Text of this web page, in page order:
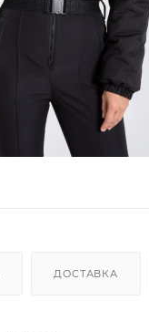
ДОСТАВКА